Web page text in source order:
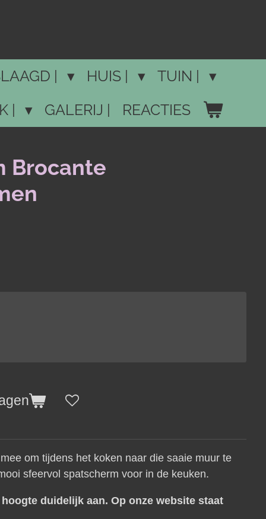
| HUIS |
TUIN |
| GALERIJ | REACTIES
Brocante
om tijdens het koken naar die saaie muur te
sfeervol spatscherm voor in de keuken.
hoogte duidelijk aan. Op onze website staat